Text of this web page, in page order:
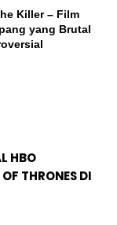
Killer – Film
yang Brutal
HBO
THRONES DI